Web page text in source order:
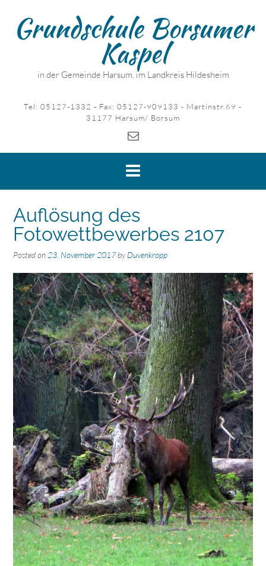
contentGrundschule Borsumer
Kaspel
in der Gemeinde Harsum, im Landkreis Hildesheim
Tel: 05127-1332 - Fax: 05127-909133 - Martinstr.69 -
31177 Harsum/ Borsum
Auflösung des
Fotowettbewerbes 2107
Posted on 23. November 2017byDuvenkropp